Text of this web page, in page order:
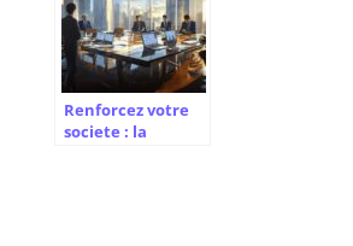
Renforcez votre
societe : la